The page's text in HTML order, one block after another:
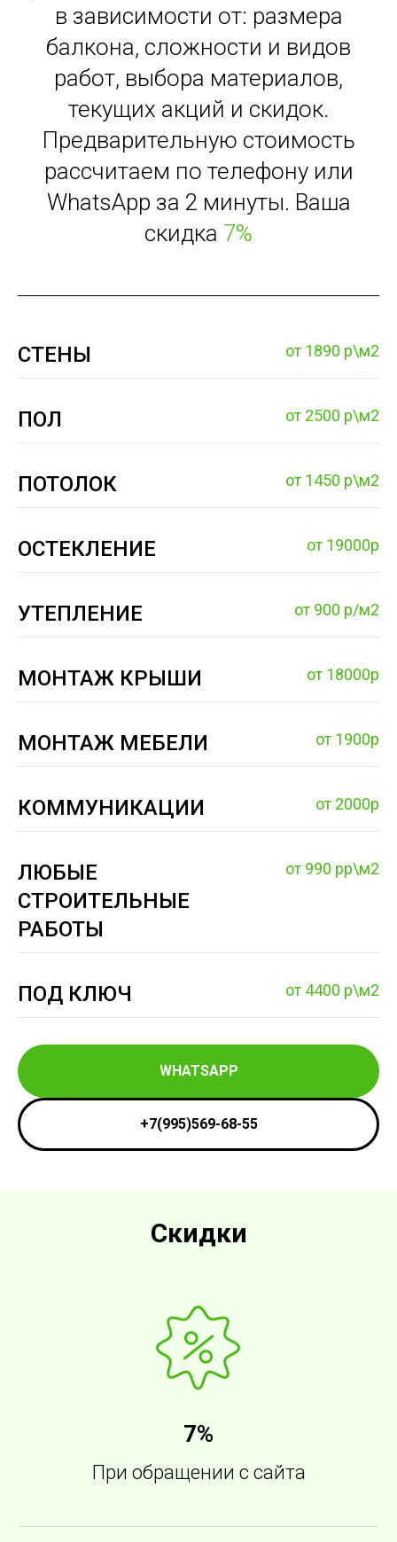
в зависимости от: размера
балкона, сложности и видов
работ, выбора материалов,
текущих акций и скидок.
Предварительную стоимость
рассчитаем по телефону или
WhatsApp за 2 минуты. Ваша
скидка 7%
СТЕНЫ от 1890 р\м2
ПОЛ от 2500 р\м2
ПОТОЛОК от 1450 р\м2
ОСТЕКЛЕНИЕ от 19000р
УТЕПЛЕНИЕ от 900 р/м2
МОНТАЖ КРЫШИ от 18000р
МОНТАЖ МЕБЕЛИ от 1900р
КОММУНИКАЦИИ от 2000р
ЛЮБЫЕ
СТРОИТЕЛЬНЫЕ
РАБОТЫ
от 990 рр\м2
ПОД КЛЮЧ от 4400 р\м2
WHATSAPP
+7(995)569-68-55
Скидки
7%
При обращении с сайта